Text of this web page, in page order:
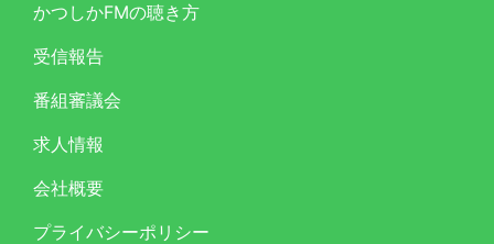
かつしかFMの聴き方
受信報告
番組審議会
求人情報
会社概要
プライバシーポリシー